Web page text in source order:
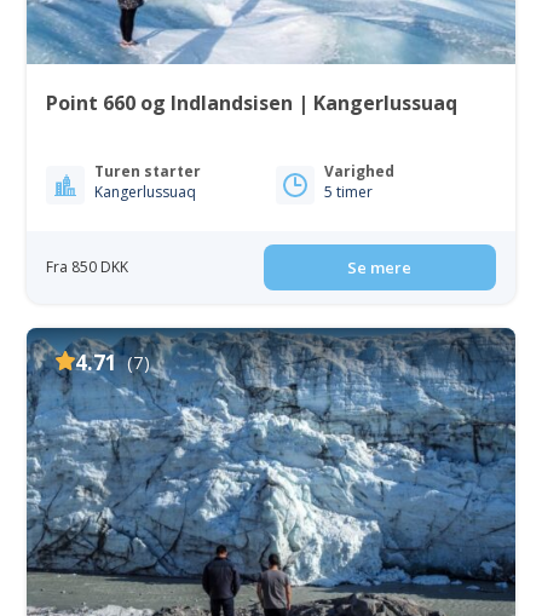
Point 660 og Indlandsisen | Kangerlussuaq
Turen starter
Kangerlussuaq
Varighed
5 timer
Fra 850 DKK Se mere
4.71 (7)